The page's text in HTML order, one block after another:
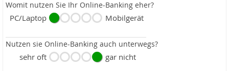
Womit nutzen Sie Ihr Online-Banking eher?
PC/Laptop Mobilgerät
Nutzen sie Online-Banking auch unterwegs?
sehr oft gar nicht